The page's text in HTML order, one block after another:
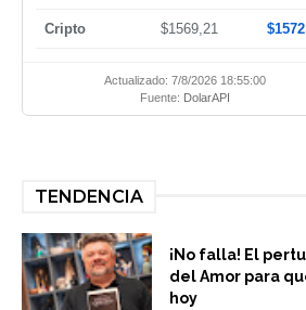
Cripto $1569,21
Actualizado: 7/8/2026 18:55:00
Fuente: DolarAPI
TENDENCIA
¡No falla! El
del Amor para
hoy